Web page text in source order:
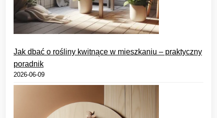
Jak dbać o rośliny kwitnące w mieszkaniu – praktyczny
poradnik
2026-06-09